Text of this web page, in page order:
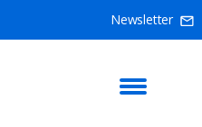
Newsletter